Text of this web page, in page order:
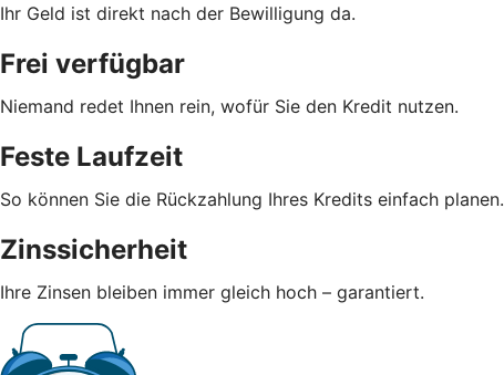
Ihr Geld ist direkt nach der Bewilligung da.
Frei verfügbar
Niemand redet Ihnen rein, wofür Sie den Kredit nutzen.
Feste Laufzeit
So können Sie die Rückzahlung Ihres Kredits einfach planen.
Zinssicherheit
Ihre Zinsen bleiben immer gleich hoch – garantiert.